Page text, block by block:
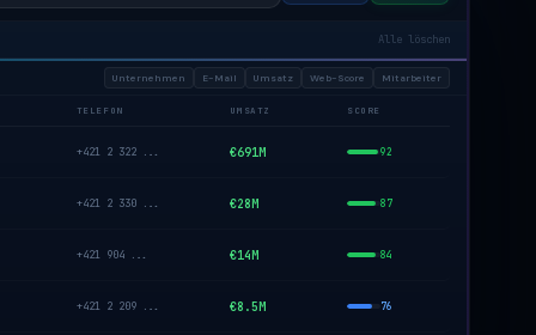
Alle löschen
Unternehmen E-Mail Umsatz Web-Score Mitarbeiter
TELEFON UMSATZ SCORE
+421 2 322 ... €691M 92
+421 2 330 ... €28M 87
+421 904 ... €14M 84
+421 2 209 ... €8.5M 76